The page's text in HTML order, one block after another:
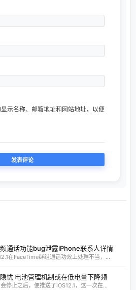
示名称、邮箱地址和网站地址，以便
通话功能bug泄露iPhone联系人详情
在FaceTime群组通话功效上处理不当，...
忧 电池管理机制或在低电量下降频
止之后，便推送了iOS12.1，这一次在...